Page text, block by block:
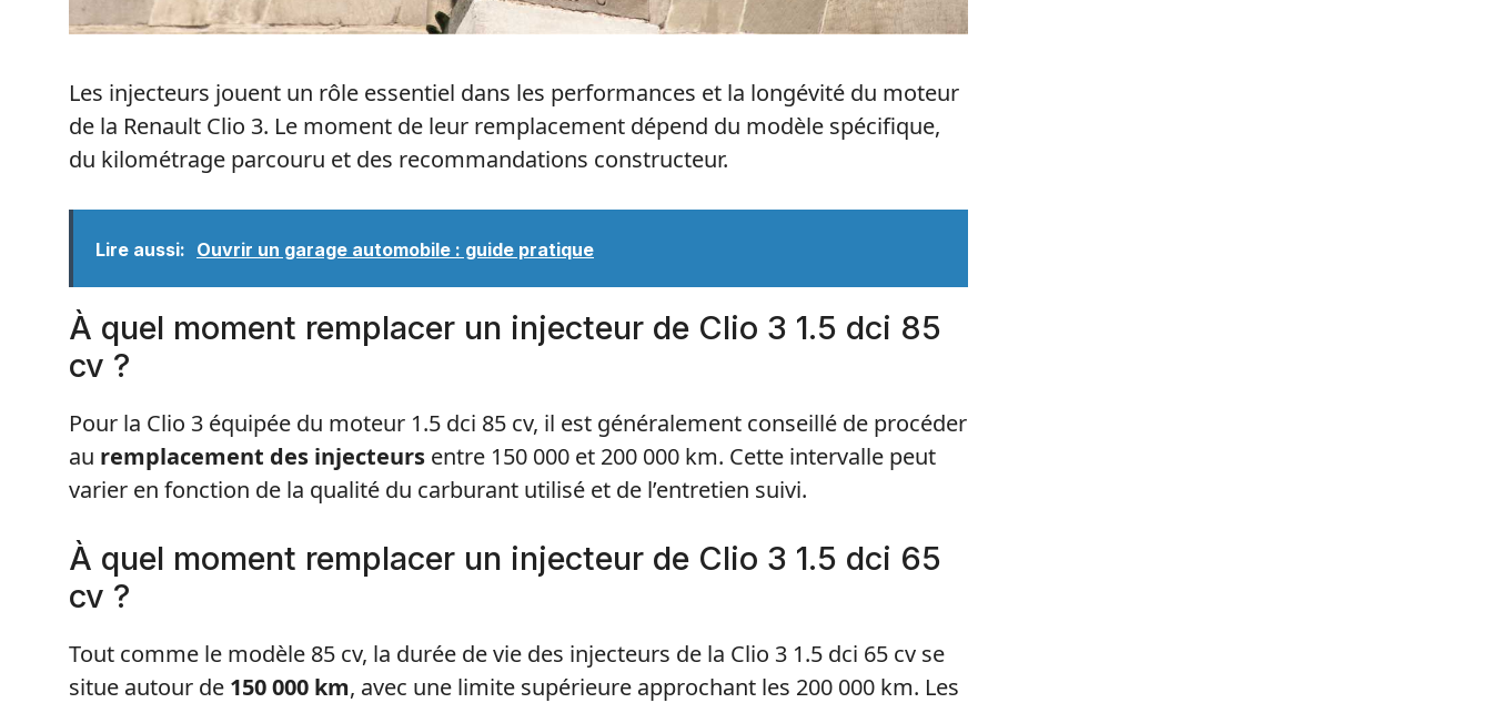
Les injecteurs jouent un rôle essentiel dans les performances et la longévité du moteur
de la Renault Clio 3. Le moment de leur remplacement dépend du modèle spécifique,
du kilométrage parcouru et des recommandations constructeur.
Lire aussi: Ouvrir un garage automobile : guide pratique
À quel moment remplacer un injecteur de Clio 3 1.5 dci 85
cv ?
Pour la Clio 3 équipée du moteur 1.5 dci 85 cv, il est généralement conseillé de procéder
au remplacement des injecteurs entre 150 000 et 200 000 km. Cette intervalle peut
varier en fonction de la qualité du carburant utilisé et de l’entretien suivi.
À quel moment remplacer un injecteur de Clio 3 1.5 dci 65
cv ?
Tout comme le modèle 85 cv, la durée de vie des injecteurs de la Clio 3 1.5 dci 65 cv se
situe autour de 150 000 km, avec une limite supérieure approchant les 200 000 km. Les